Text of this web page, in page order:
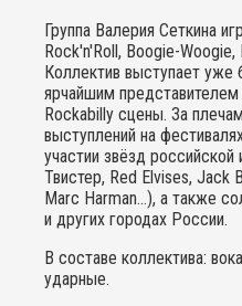
Группа Валерия Сеткина
Rock'n'Roll, Boogie-Woogie,
Коллектив выступает уже
ярчайшим
Rockabilly сцены. За
выступлений на
участии звёзд
Твистер, Red Elvises, Jack
Marc Harman...), а также
и других городах России.
В составе коллектива:
ударные.